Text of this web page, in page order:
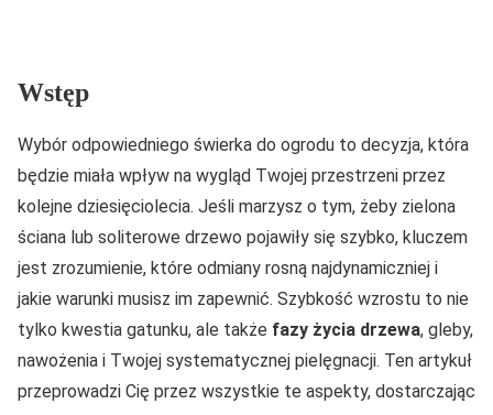
Wstęp
Wybór odpowiedniego świerka do ogrodu to decyzja, która
będzie miała wpływ na wygląd Twojej przestrzeni przez
kolejne dziesięciolecia. Jeśli marzysz o tym, żeby zielona
ściana lub soliterowe drzewo pojawiły się szybko, kluczem
jest zrozumienie, które odmiany rosną najdynamiczniej i
jakie warunki musisz im zapewnić. Szybkość wzrostu to nie
tylko kwestia gatunku, ale także fazy życia drzewa, gleby,
nawożenia i Twojej systematycznej pielęgnacji. Ten artykuł
przeprowadzi Cię przez wszystkie te aspekty, dostarczając